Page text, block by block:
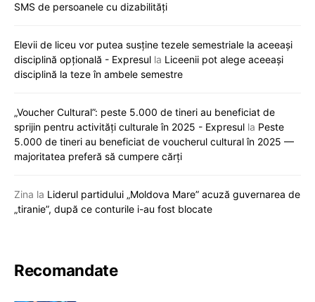
SMS de persoanele cu dizabilități
Elevii de liceu vor putea susține tezele semestriale la aceeași
disciplină opțională - Expresul la Liceenii pot alege aceeași
disciplină la teze în ambele semestre
„Voucher Cultural”: peste 5.000 de tineri au beneficiat de
sprijin pentru activități culturale în 2025 - Expresul la Peste
5.000 de tineri au beneficiat de voucherul cultural în 2025 —
majoritatea preferă să cumpere cărți
Zina la Liderul partidului „Moldova Mare” acuză guvernarea de
„tiranie”, după ce conturile i-au fost blocate
Recomandate